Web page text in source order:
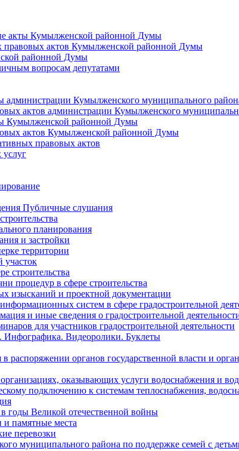
акты Кумылженской районной Думы
правовых актов Кумылженской районной Думы
районной Думы
вопросам депутатами
администрации Кумылженского муниципального
актов администрации Кумылженского
Кумылженской районной Думы
актов Кумылженской районной Думы
правовых актов
Публичные слушания
планирования
и застройки
территории
участок
строительства
процедур в сфере строительства
изысканий и проектной документации
систем в сфере градостроительной
и иные сведения о градостроительной
для участников градостроительной деятельности
Инфографика. Видеоролики. Буклеты
распоряжении органов государственной власти и
оказывающих услуги водоснабжения и
подключению к системам теплоснабжения,
годы Великой отечественной войны
памятные места
перевозки
муниципального района по поддержке семей с